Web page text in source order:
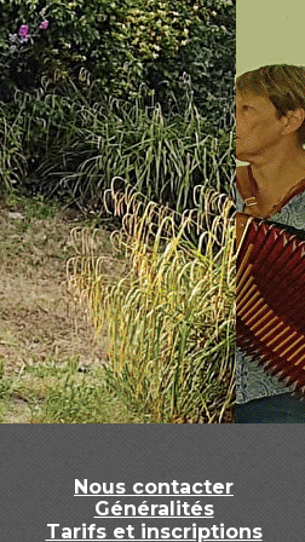
Nous contacter
Généralités
Tarifs et inscriptions